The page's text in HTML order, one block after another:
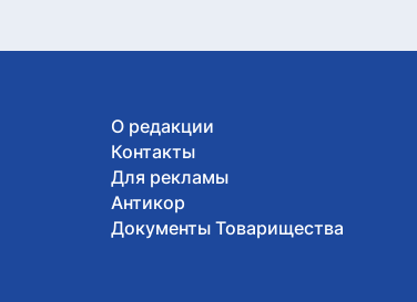
О редакции
Контакты
Для рекламы
Антикор
Документы Товарищества